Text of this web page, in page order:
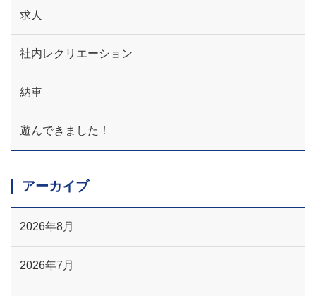
求人
社内レクリエーション
納車
遊んできました！
アーカイブ
2026年8月
2026年7月